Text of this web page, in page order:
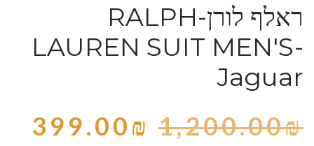
ראלף לורן-RALPH
LAUREN SUIT MEN'S-
Jaguar
1,200.00₪
399.00₪